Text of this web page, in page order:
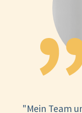
"Mein Team